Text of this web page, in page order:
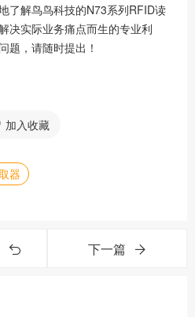
了解鸟鸟科技的N73系列RFID读
决实际业务痛点而生的专业利
题，请随时提出！
加入收藏
器
下一篇